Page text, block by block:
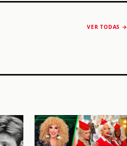
VER TODAS →